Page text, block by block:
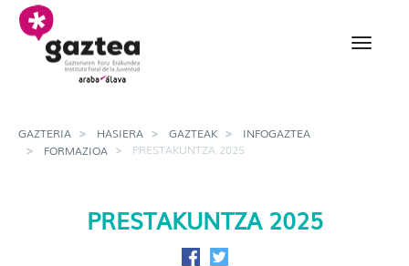
Eduki nagusira joan
Prestakuntza 2025 -
GAZTERIA HASIERA GAZTEAK
INFOGAZTEA
FORMAZIOA
PRESTAKUNTZA 2025
PRESTAKUNTZA 2025
Facebook-en partekatu
Twitter-en partekatu